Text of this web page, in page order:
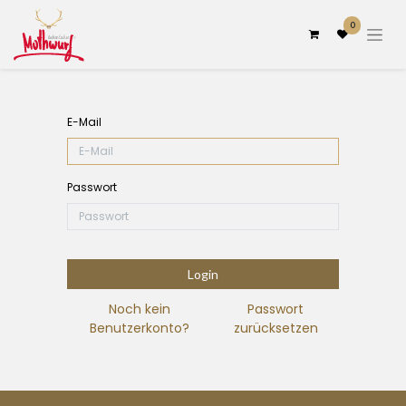
0
E-Mail
Passwort
Login
Noch kein
Benutzerkonto?
Passwort
zurücksetzen